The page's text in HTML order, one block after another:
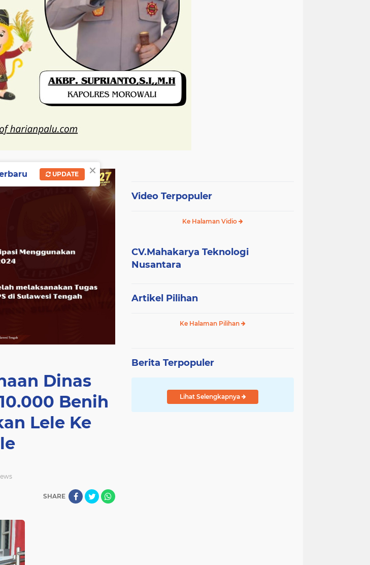
Dinas
Benih
Lele Ke
SHARE
Video Terpopuler
Ke Halaman Vidio
CV.Mahakarya Teknologi
Nusantara
Artikel Pilihan
Ke Halaman Pilihan
Berita Terpopuler
Lihat Selengkapnya
×
UPDATE